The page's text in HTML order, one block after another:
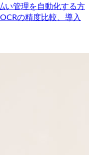
い管理を自動化する方
の精度比較、導入